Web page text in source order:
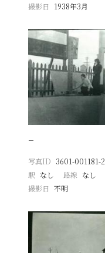
撮影日
1938年3月
−
写真ID 3601-001181-2
駅 なし 路線 なし
撮影日
不明